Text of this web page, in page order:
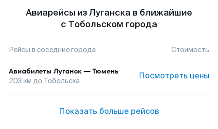
Авиарейсы из Луганска в ближайшие
с Тобольском города
Рейсы в соседние города Стоимость
Авиабилеты Луганск — Тюмень
203 км до Тобольска Посмотреть цены
Показать больше рейсов